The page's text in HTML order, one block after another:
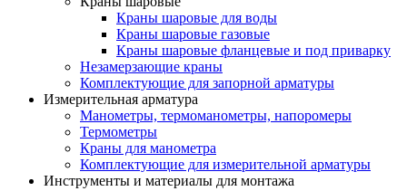
Краны шаровые для воды
Краны шаровые газовые
Краны шаровые фланцевые и под приварку
Незамерзающие краны
Комплектующие для запорной арматуры
Измерительная арматура
Манометры, термоманометры, напоромеры
Термометры
Краны для манометра
Комплектующие для измерительной арматуры
Инструменты и материалы для монтажа